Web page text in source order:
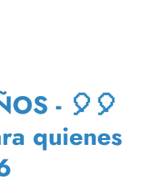
- 🎈🎈
quienes